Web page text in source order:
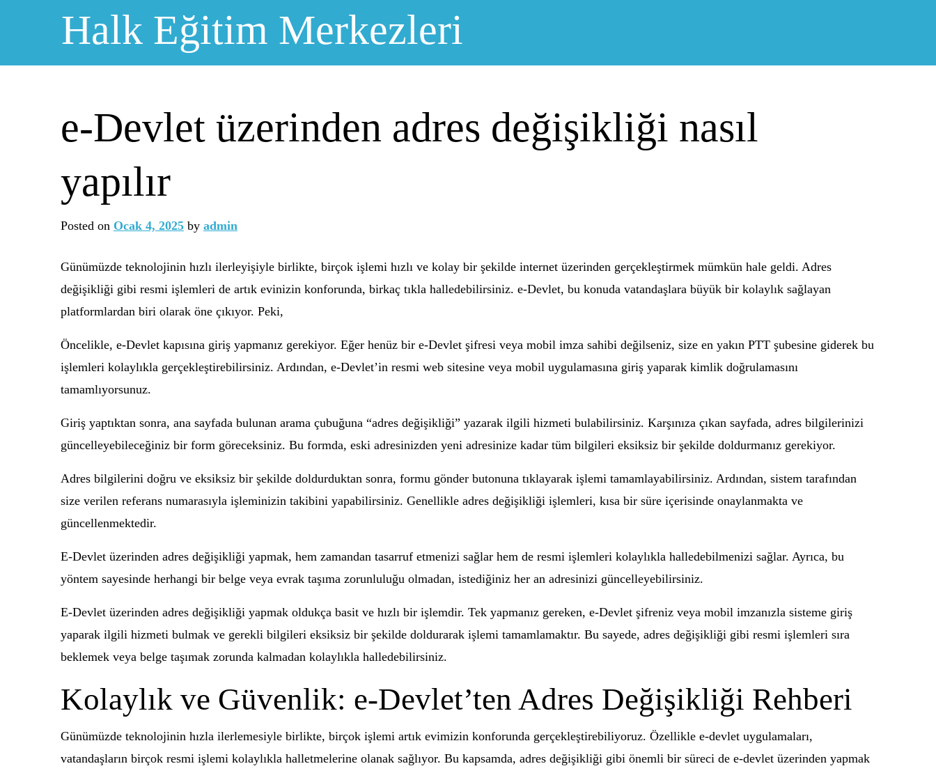
Halk Eğitim Merkezleri
e-Devlet üzerinden adres değişikliği nasıl
yapılır
Posted on Ocak 4, 2025 by admin
Günümüzde teknolojinin hızlı ilerleyişiyle birlikte, birçok işlemi hızlı ve kolay bir şekilde internet üzerinden gerçekleştirmek mümkün hale geldi. Adres
değişikliği gibi resmi işlemleri de artık evinizin konforunda, birkaç tıkla halledebilirsiniz. e-Devlet, bu konuda vatandaşlara büyük bir kolaylık sağlayan
platformlardan biri olarak öne çıkıyor. Peki,
Öncelikle, e-Devlet kapısına giriş yapmanız gerekiyor. Eğer henüz bir e-Devlet şifresi veya mobil imza sahibi değilseniz, size en yakın PTT şubesine giderek bu
işlemleri kolaylıkla gerçekleştirebilirsiniz. Ardından, e-Devlet’in resmi web sitesine veya mobil uygulamasına giriş yaparak kimlik doğrulamasını
tamamlıyorsunuz.
Giriş yaptıktan sonra, ana sayfada bulunan arama çubuğuna “adres değişikliği” yazarak ilgili hizmeti bulabilirsiniz. Karşınıza çıkan sayfada, adres bilgilerinizi
güncelleyebileceğiniz bir form göreceksiniz. Bu formda, eski adresinizden yeni adresinize kadar tüm bilgileri eksiksiz bir şekilde doldurmanız gerekiyor.
Adres bilgilerini doğru ve eksiksiz bir şekilde doldurduktan sonra, formu gönder butonuna tıklayarak işlemi tamamlayabilirsiniz. Ardından, sistem tarafından
size verilen referans numarasıyla işleminizin takibini yapabilirsiniz. Genellikle adres değişikliği işlemleri, kısa bir süre içerisinde onaylanmakta ve
güncellenmektedir.
E-Devlet üzerinden adres değişikliği yapmak, hem zamandan tasarruf etmenizi sağlar hem de resmi işlemleri kolaylıkla halledebilmenizi sağlar. Ayrıca, bu
yöntem sayesinde herhangi bir belge veya evrak taşıma zorunluluğu olmadan, istediğiniz her an adresinizi güncelleyebilirsiniz.
E-Devlet üzerinden adres değişikliği yapmak oldukça basit ve hızlı bir işlemdir. Tek yapmanız gereken, e-Devlet şifreniz veya mobil imzanızla sisteme giriş
yaparak ilgili hizmeti bulmak ve gerekli bilgileri eksiksiz bir şekilde doldurarak işlemi tamamlamaktır. Bu sayede, adres değişikliği gibi resmi işlemleri sıra
beklemek veya belge taşımak zorunda kalmadan kolaylıkla halledebilirsiniz.
Kolaylık ve Güvenlik: e-Devlet’ten Adres Değişikliği Rehberi
Günümüzde teknolojinin hızla ilerlemesiyle birlikte, birçok işlemi artık evimizin konforunda gerçekleştirebiliyoruz. Özellikle e-devlet uygulamaları,
vatandaşların birçok resmi işlemi kolaylıkla halletmelerine olanak sağlıyor. Bu kapsamda, adres değişikliği gibi önemli bir süreci de e-devlet üzerinden yapmak